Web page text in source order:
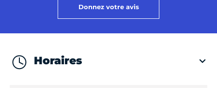
Donnez votre avis
Horaires